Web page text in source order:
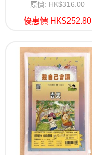
原價: HK$316.00
優惠價 HK$252.80